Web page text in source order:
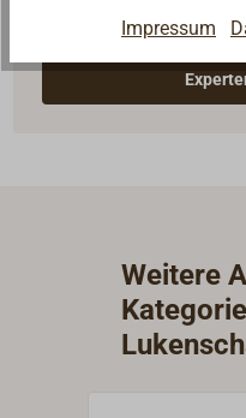
passende Antwort.
Weitere
Impressum